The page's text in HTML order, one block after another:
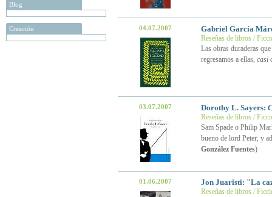
Blog
Creación 04.07.2007 Gabriel García
Reseñas de libros /
Las obras duraderas
regresamos a ellas, casi
03.07.2007 Dorothy L. Sayers:
Reseñas de libros /
Sam Spade o Philip
bueno de lord Peter, y
González Fuentes)
01.06.2007 Jon Juaristi: "La
Reseñas de libros /